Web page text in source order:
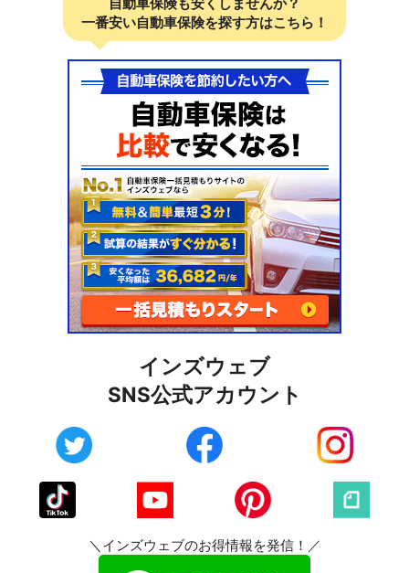
一番安い自動車保険を探す方はこちら！
インズウェブ
SNS公式アカウント
＼インズウェブのお得情報を発信！／